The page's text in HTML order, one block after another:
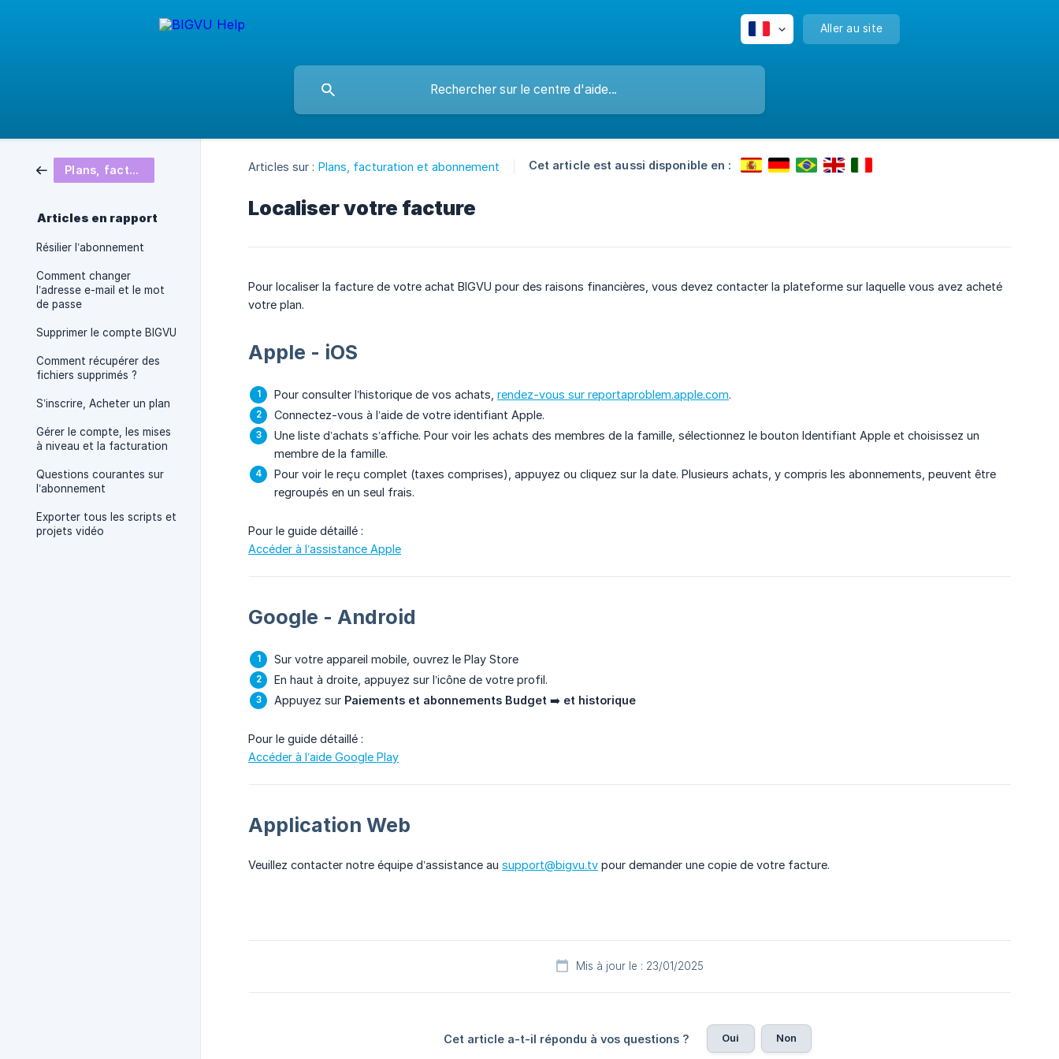
Aller au site
Plans, facturation et abonnement
Articles en rapport
Résilier l’abonnement
Comment changer
l’adresse e-mail et le mot
de passe
Supprimer le compte BIGVU
Comment récupérer des
fichiers supprimés ?
S’inscrire, Acheter un plan
Gérer le compte, les mises
à niveau et la facturation
Questions courantes sur
l’abonnement
Exporter tous les scripts et
projets vidéo
Articles sur : Plans, facturation et abonnement Cet article est aussi disponible en :
Localiser votre facture
Pour localiser la facture de votre achat BIGVU pour des raisons financières, vous devez contacter la plateforme sur laquelle vous avez acheté
votre plan.
Apple - iOS
Pour consulter l’historique de vos achats, rendez-vous sur reportaproblem.apple.com.
Connectez-vous à l’aide de votre identifiant Apple.
Une liste d’achats s’affiche. Pour voir les achats des membres de la famille, sélectionnez le bouton Identifiant Apple et choisissez un
membre de la famille.
Pour voir le reçu complet (taxes comprises), appuyez ou cliquez sur la date. Plusieurs achats, y compris les abonnements, peuvent être
regroupés en un seul frais.
Pour le guide détaillé :
Accéder à l’assistance Apple
Google - Android
Sur votre appareil mobile, ouvrez le Play Store
En haut à droite, appuyez sur l’icône de votre profil.
Appuyez sur Paiements et abonnements Budget ➡️ et historique
Pour le guide détaillé :
Accéder à l’aide Google Play
Application Web
Veuillez contacter notre équipe d’assistance au support@bigvu.tv pour demander une copie de votre facture.
Mis à jour le : 23/01/2025
Cet article a-t-il répondu à vos questions ? Oui Non